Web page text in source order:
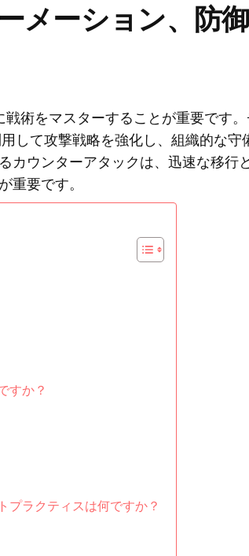
メーション、防
術をマスターすることが重要です
して攻撃戦略を強化し、組織的な守
カウンターアタックは、迅速な移行
重要です。
すか？
プラクティスは何ですか？